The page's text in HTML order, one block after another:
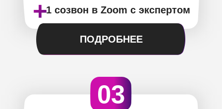
03
ПОДРОБНЕЕ
+1 созвон в Zoom с экспертом